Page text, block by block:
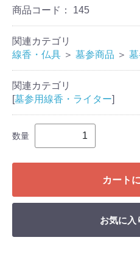
商品コード： 145
関連カテゴリ
線香・仏具 ＞ 墓参商品 ＞
関連カテゴリ
[墓参用線香・ライター]
数量
カート
お気に入